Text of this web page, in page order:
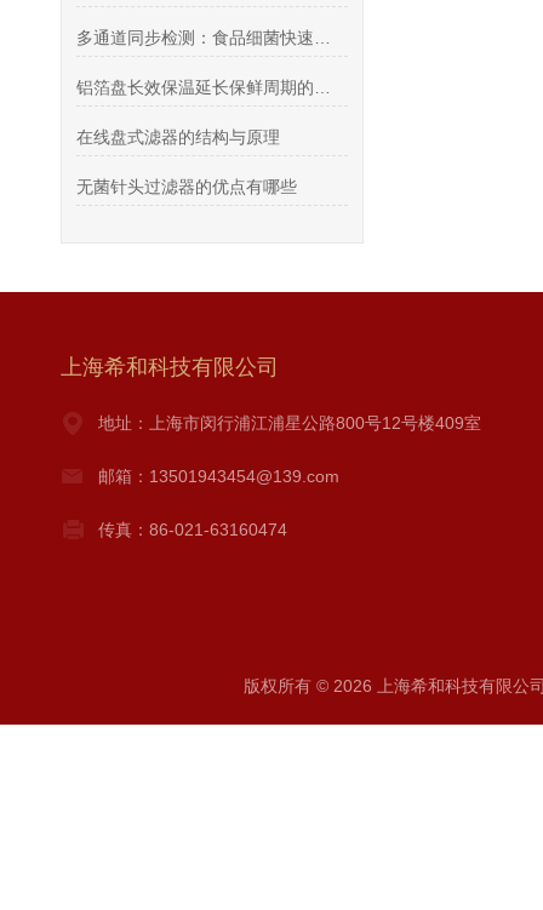
在线盘式滤器的结构与原理
无菌针头过滤器的优点有哪些
上海希和科技有限公司
地址：上海市闵行浦江浦星公路800号12号楼409室
邮箱：13501943454@139.com
传真：86-021-63160474
版权所有 © 2026 上海希和科技有限公